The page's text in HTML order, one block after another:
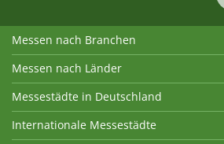
Messen nach Branchen
Messen nach Länder
Messestädte in Deutschland
Internationale Messestädte